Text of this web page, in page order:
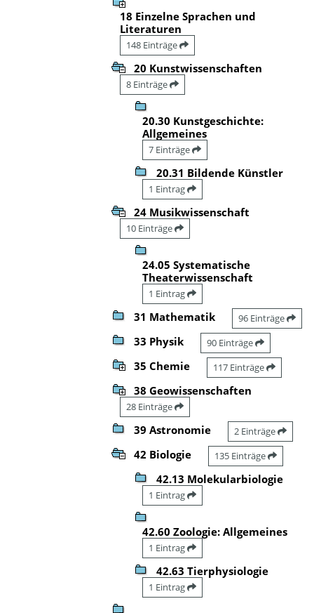
18 Einzelne Sprachen und
Literaturen
148 Einträge
20 Kunstwissenschaften
8 Einträge
20.30 Kunstgeschichte:
Allgemeines
7 Einträge
20.31 Bildende Künstler
1 Eintrag
24 Musikwissenschaft
10 Einträge
24.05 Systematische
Theaterwissenschaft
1 Eintrag
31 Mathematik 96 Einträge
33 Physik 90 Einträge
35 Chemie 117 Einträge
38 Geowissenschaften
28 Einträge
39 Astronomie 2 Einträge
42 Biologie 135 Einträge
42.13 Molekularbiologie
1 Eintrag
42.60 Zoologie: Allgemeines
1 Eintrag
42.63 Tierphysiologie
1 Eintrag